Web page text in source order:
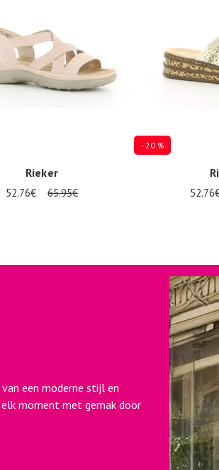
Rieker
52.76€ 65.95€
- 20 %
een moderne stijl en
moment met gemak door